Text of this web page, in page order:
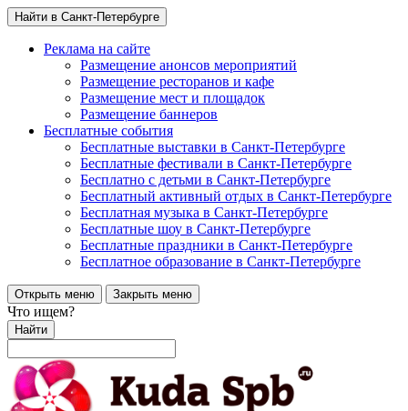
Найти в Санкт-Петербурге
Реклама на сайте
Размещение анонсов мероприятий
Размещение ресторанов и кафе
Размещение мест и площадок
Размещение баннеров
Бесплатные события
Бесплатные выставки в Санкт-Петербурге
Бесплатные фестивали в Санкт-Петербурге
Бесплатно с детьми в Санкт-Петербурге
Бесплатный активный отдых в Санкт-Петербурге
Бесплатная музыка в Санкт-Петербурге
Бесплатные шоу в Санкт-Петербурге
Бесплатные праздники в Санкт-Петербурге
Бесплатное образование в Санкт-Петербурге
Открыть меню Закрыть меню
Что ищем?
Найти